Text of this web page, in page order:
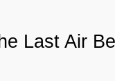
Last Air